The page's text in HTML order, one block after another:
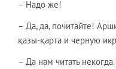
– Надо же!
– Да, да, почитайте!
қазы-қарта и черную
– Да нам читать